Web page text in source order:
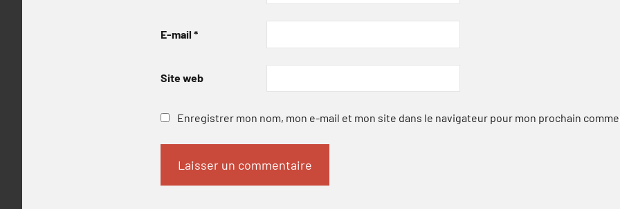
E-mail *
Site web
Enregistrer mon nom, mon e-mail et mon site dans le navigateur pour mon prochain